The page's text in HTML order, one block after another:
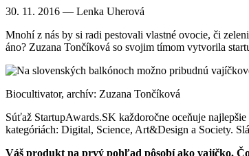
30. 11. 2016 — Lenka Uherová
Mnohí z nás by si radi pestovali vlastné ovocie, či
áno? Zuzana Tončíková so svojim tímom vytvorila
Biocultivator, archív: Zuzana Tončíková
Súťaž StartupAwards.SK každoročne oceňuje
kategóriách: Digital, Science, Art&Design a Society.
Váš produkt na prvý pohľad pôsobí ako vajíčko.